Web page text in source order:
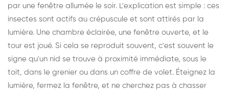
par une fenêtre allumée le soir. L'explication est simple : ces
insectes sont actifs au crépuscule et sont attirés par la
lumière. Une chambre éclairée, une fenêtre ouverte, et le
tour est joué. Si cela se reproduit souvent, c'est souvent le
signe qu'un nid se trouve à proximité immédiate, sous le
toit, dans le grenier ou dans un coffre de volet. Éteignez la
lumière, fermez la fenêtre, et ne cherchez pas à chasser